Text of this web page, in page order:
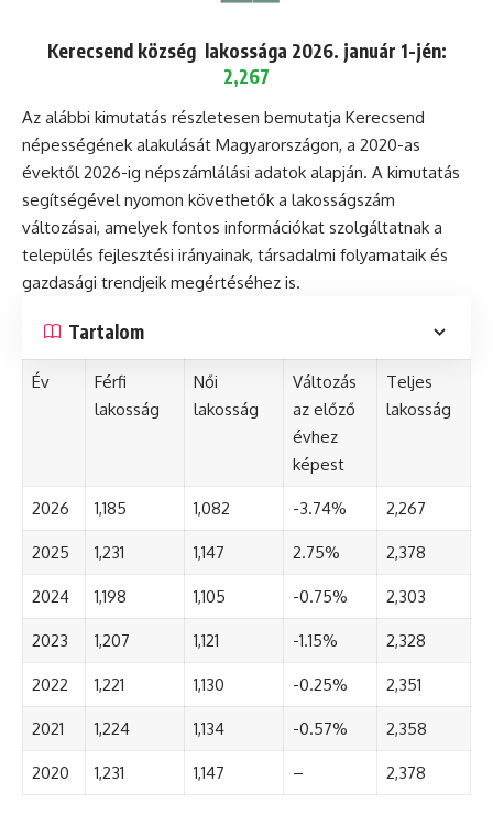
Kerecsend község lakossága 2026. január 1-jén:
2,267
Az alábbi kimutatás részletesen bemutatja Kerecsend
népességének alakulását Magyarországon, a 2020-as
évektől 2026-ig népszámlálási adatok alapján. A kimutatás
segítségével nyomon követhetők a lakosságszám
változásai, amelyek fontos információkat szolgáltatnak a
település fejlesztési irányainak, társadalmi folyamataik és
gazdasági trendjeik megértéséhez is.
Tartalom
Év
Férfi
lakosság
Női
lakosság
Változás
az előző
évhez
képest
Teljes
lakosság
2026 1,185 1,082 -3.74% 2,267
2025 1,231 1,147 2.75% 2,378
2024 1,198 1,105 -0.75% 2,303
2023 1,207 1,121 -1.15% 2,328
2022 1,221 1,130 -0.25% 2,351
2021 1,224 1,134 -0.57% 2,358
2020 1,231 1,147 – 2,378